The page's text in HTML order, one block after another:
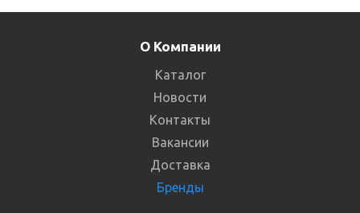
О Компании
Каталог
Новости
Контакты
Вакансии
Доставка
Бренды